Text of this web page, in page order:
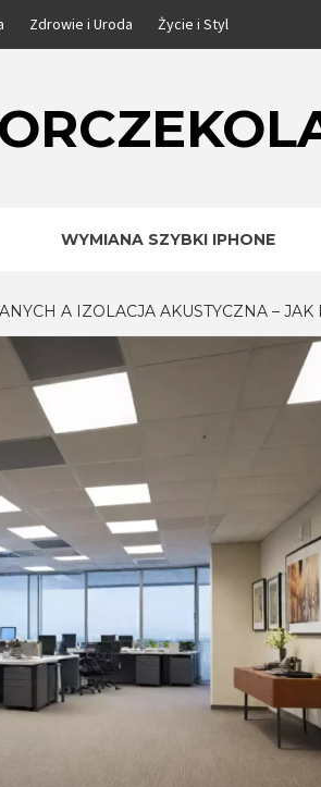
Zdrowie i Uroda Życie i Styl
WYMIANA SZYBKI IPHONE
A IZOLACJA AKUSTYCZNA –